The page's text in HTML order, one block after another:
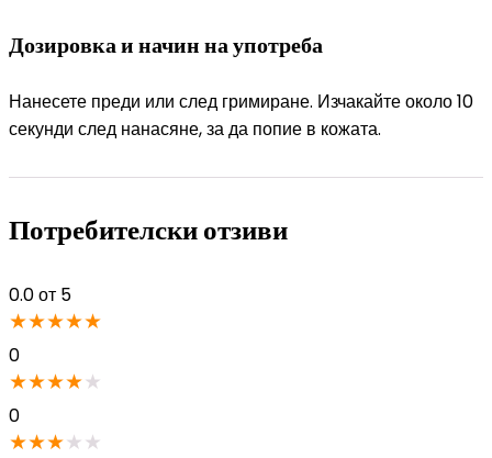
Дозировка и начин на употреба
Нанесете преди или след гримиране. Изчакайте около 10
секунди след нанасяне, за да попие в кожата.
Потребителски отзиви
0.0от 5
★★★★★
0
★★★★★
0
★★★★ ★